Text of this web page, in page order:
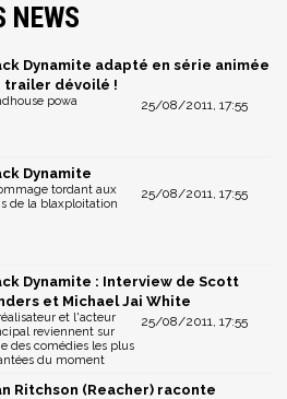
NEWS
Dynamite adapté en série animée
trailer dévoilé !
25/08/2011, 17:55
powa
Dynamite
25/08/2011, 17:55
tordant aux
de la blaxploitation
Dynamite : Interview de Scott
et Michael Jai White
25/08/2011, 17:55
et l'acteur
reviennent sur
des comédies les plus
du moment
Ritchson (Reacher) raconte